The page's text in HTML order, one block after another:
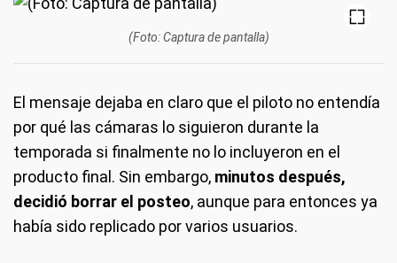
(Foto: Captura de pantalla)
El mensaje dejaba en claro que el piloto no entendía
por qué las cámaras lo siguieron durante la
temporada si finalmente no lo incluyeron en el
producto final. Sin embargo, minutos después,
decidió borrar el posteo, aunque para entonces ya
había sido replicado por varios usuarios.